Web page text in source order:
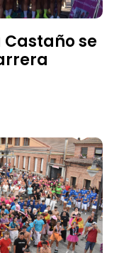
Castaño se